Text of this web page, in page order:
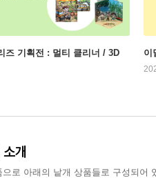
즈 기획전 : 멀티 클리너 / 3D
이
개
로 아래의 낱개 상품들로 구성되어